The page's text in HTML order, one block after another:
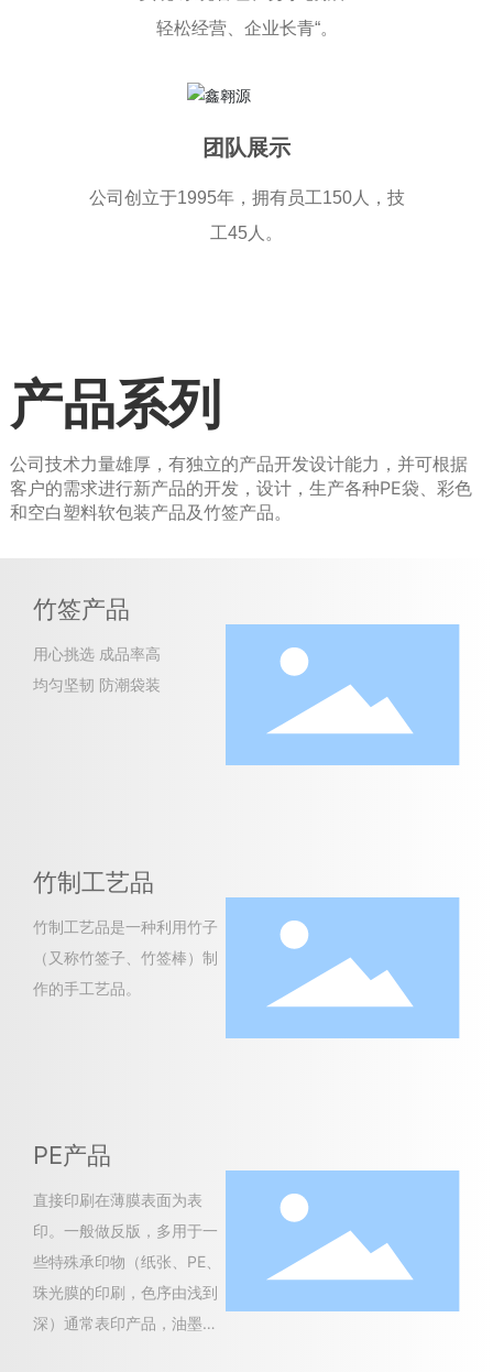
轻松经营、企业长青“。
团队展示
公司创立于1995年，拥有员工150人，技
工45人。
产品系列
公司技术力量雄厚，有独立的产品开发设计能力，并可根据
客户的需求进行新产品的开发，设计，生产各种PE袋、彩色
和空白塑料软包装产品及竹签产品。
竹签产品
用心挑选 成品率高
均匀坚韧 防潮袋装
竹制工艺品
竹制工艺品是一种利用竹子
（又称竹签子、竹签棒）制
作的手工艺品。
PE产品
直接印刷在薄膜表面为表
印。一般做反版，多用于一
些特殊承印物（纸张、PE、
珠光膜的印刷，色序由浅到
深）通常表印产品，油墨亮